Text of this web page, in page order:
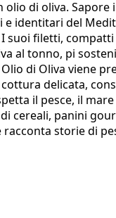
di oliva. Sapore
identitari del
suoi filetti,
al tonno, pi
di Oliva viene
delicata,
il pesce, il
cereali, panini
storie di